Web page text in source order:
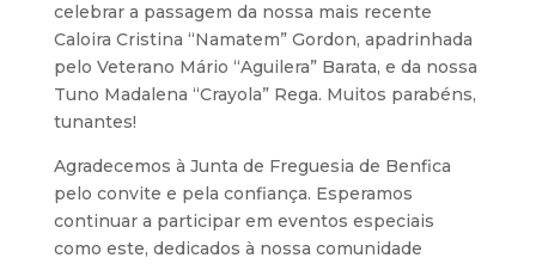
celebrar a passagem da nossa mais recente
Caloira Cristina “Namatem” Gordon, apadrinhada
pelo Veterano Mário “Aguilera” Barata, e da nossa
Tuno Madalena “Crayola” Rega. Muitos parabéns,
tunantes!
Agradecemos à Junta de Freguesia de Benfica
pelo convite e pela confiança. Esperamos
continuar a participar em eventos especiais
como este, dedicados à nossa comunidade